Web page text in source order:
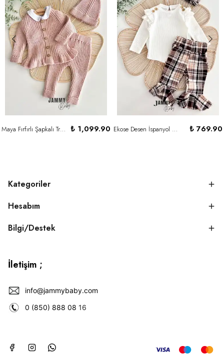
Maya Fırfırlı Şapkalı Triko Takım / Body Set-GÜL KURUSU ₺ 1,099.90 Ekose Desen İspanyol Taytlı Bandanalı 3'lü Takım-EKRU ₺ 769.90
Kategoriler
Hesabım
Bilgi/Destek
İletişim ;
info@jammybaby.com
0 (850) 888 08 16